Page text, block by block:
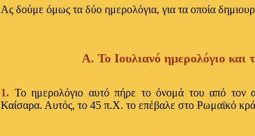
Ας δούμε όμως τα δύο ημερολόγια, για τα οποία
Α. Το Ιουλιανό ημερολόγιο και
1. Το ημερολόγιο αυτό πήρε το όνομά του από τον
Καίσαρα. Αυτός, το 45 π.Χ. το επέβαλε στο Ρωμαϊκό